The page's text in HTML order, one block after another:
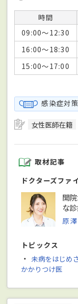
時間
09:00～12:30
16:00～18:30
15:00～17:00
感染症対
女性医師在籍
取材記事
ドクターズファ
開
な
原
トピックス
・ 未病をはじめ
かかりつけ医